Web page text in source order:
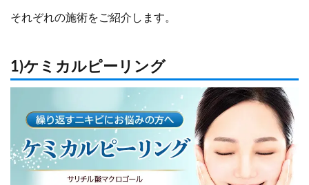
それぞれの施術をご紹介します。
1)ケミカルピーリング